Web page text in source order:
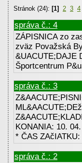
Stránok (24): [1] 2 3 4
správa č.: 4
ZÁPISNICA zo
zväz Považská
&UACUTE;DAJE
Športcentrum
správa č.: 3
KONANIA: 10.
* ČAS
správa č.: 2